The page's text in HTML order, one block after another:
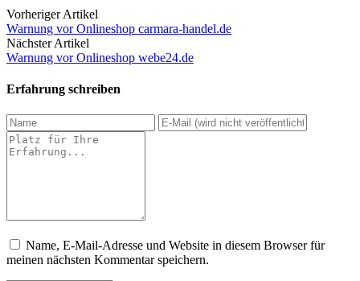
Vorheriger Artikel
Warnung vor Onlineshop carmara-handel.de
Nächster Artikel
Warnung vor Onlineshop webe24.de
Erfahrung schreiben
Name, E-Mail-Adresse und Website in diesem Browser für
meinen nächsten Kommentar speichern.